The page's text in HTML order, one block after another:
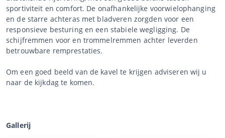
sportiviteit en comfort. De onafhankelijke voorwielophanging
en de starre achteras met bladveren zorgden voor een
responsieve besturing en een stabiele wegligging. De
schijfremmen voor en trommelremmen achter leverden
betrouwbare remprestaties.
Om een goed beeld van de kavel te krijgen adviseren wij u
naar de kijkdag te komen.
Gallerij